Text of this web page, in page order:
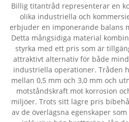
Billig titantråd representerar en
olika industriella och
erbjuder en imponerande balans
Detta mångsidiga material
styrka med ett pris som är
attraktivt alternativ för både
industriella operationer. Tråden
mellan 0,5 mm och 3,0 mm och
motståndskraft mot korrosion
miljöer. Trots sitt lägre pris
av de överlägsna egenskaper